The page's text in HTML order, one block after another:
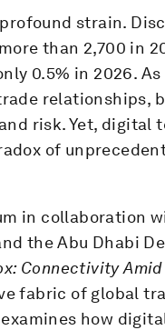
strain.
than 2,700 in
0.5% in 2026.
relationships,
risk. Yet, digital
of
in collaboration
the Abu Dhabi
Connectivity
fabric of global
how